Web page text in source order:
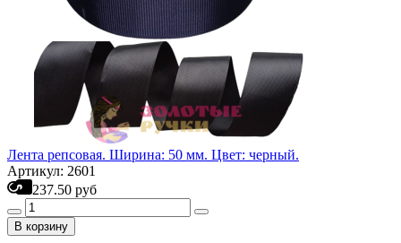
Лента репсовая. Ширина: 50 мм. Цвет: черный.
Артикул: 2601
237.50 руб
В корзину